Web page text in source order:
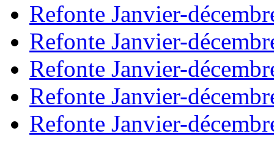
Refonte Janvier-
Refonte Janvier-
Refonte Janvier-
Refonte Janvier-
Refonte Janvier-